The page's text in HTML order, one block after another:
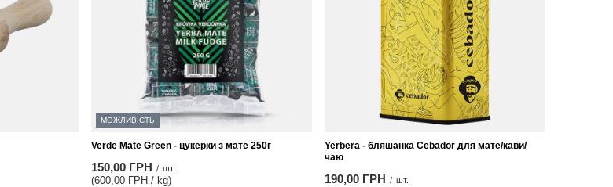
МОЖЛИВІСТЬ
Verde Mate Green - цукерки з мате 250г
150,00 ГРН / шт.
(600,00 ГРН / kg)
Yerbera - бляшанка Cebador для мате/кави/
чаю
190,00 ГРН / шт.